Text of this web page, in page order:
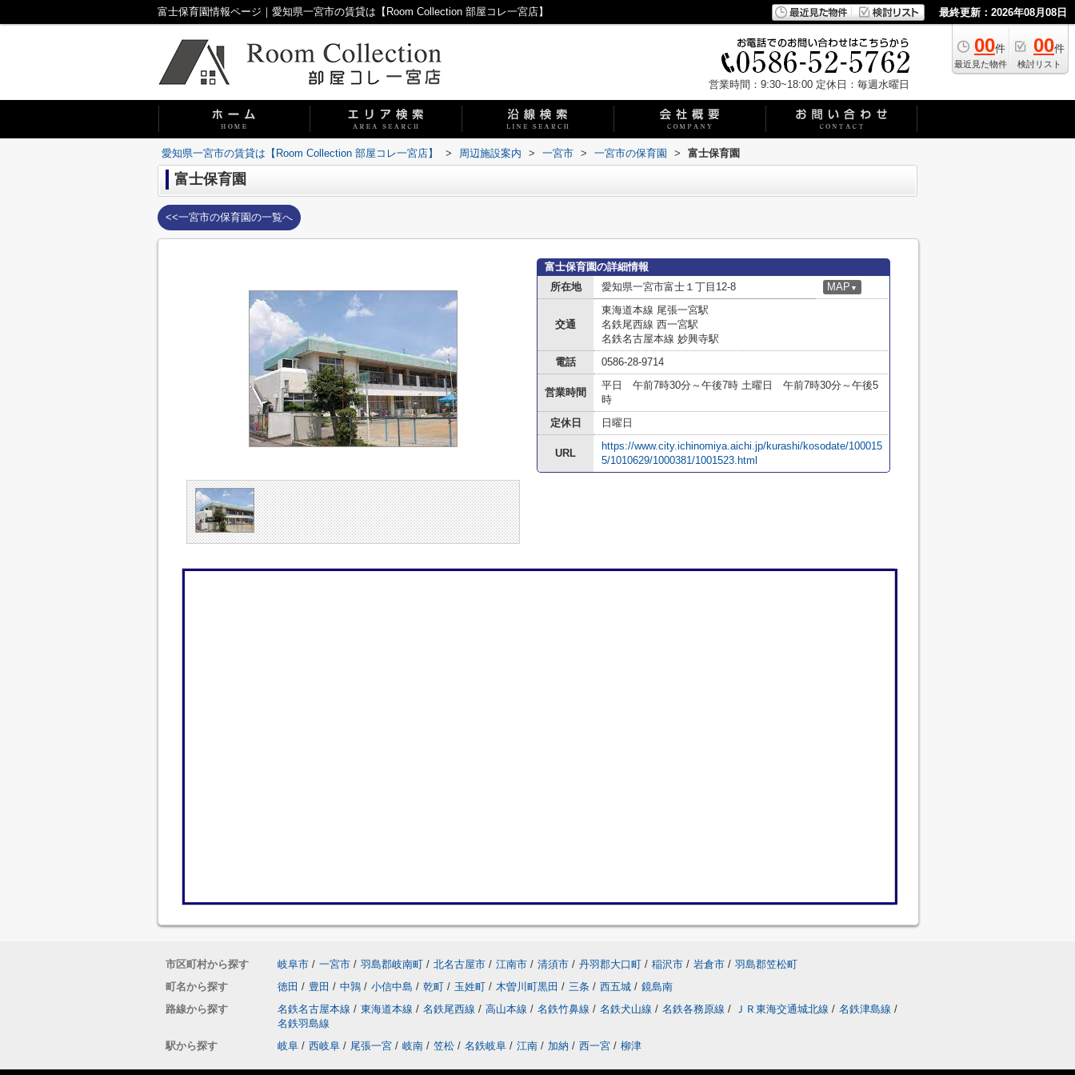
富士保育園情報ページ｜愛知県一宮市の賃貸は【Room Collection 部屋コレ一宮店】 最終更新：2026年08月08日
00件
最近見た物件
00件
検討リスト
営業時間：9:30~18:00 定休日：毎週水曜日
愛知県一宮市の賃貸は【Room Collection 部屋コレ一宮店】 > 周辺施設案内 > 一宮市 > 一宮市の保育園 > 富士保育園
富士保育園
<<一宮市の保育園の一覧へ
富士保育園の詳細情報
所在地
愛知県一宮市富士１丁目12-8 MAP ▼
交通
東海道本線 尾張一宮駅
名鉄尾西線 西一宮駅
名鉄名古屋本線 妙興寺駅
電話
0586-28-9714
営業時間
平日 午前7時30分～午後7時 土曜日 午前7時30分～午後5
時
定休日
日曜日
URL
https://www.city.ichinomiya.aichi.jp/kurashi/kosodate/100015
5/1010629/1000381/1001523.html
市区町村から探す 岐阜市 / 一宮市 / 羽島郡岐南町 / 北名古屋市 / 江南市 / 清須市 / 丹羽郡大口町 / 稲沢市 / 岩倉市 / 羽島郡笠松町
町名から探す
徳田 / 豊田 / 中鶉 / 小信中島 / 乾町 / 玉姓町 / 木曽川町黒田 / 三条 / 西五城 / 鏡島南
路線から探す
名鉄名古屋本線 / 東海道本線 / 名鉄尾西線 / 高山本線 / 名鉄竹鼻線 / 名鉄犬山線 / 名鉄各務原線 / ＪＲ東海交通城北線 / 名鉄津島線 /
名鉄羽島線
駅から探す
岐阜 / 西岐阜 / 尾張一宮 / 岐南 / 笠松 / 名鉄岐阜 / 江南 / 加納 / 西一宮 / 柳津